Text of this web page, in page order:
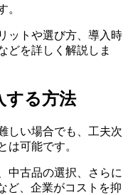
。
ットや選び方、導入時
どを詳しく解説しま
する方法
しい場合でも、工夫次
は可能です。
中古品の選択、さらに
ど、企業がコストを抑